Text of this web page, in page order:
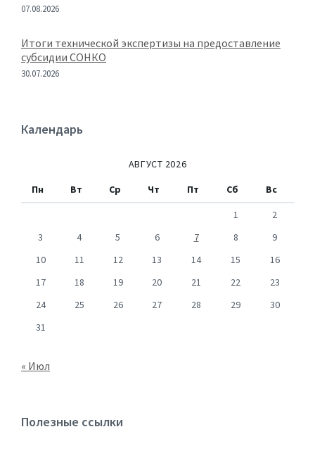
07.08.2026
Итоги технической экспертизы на предоставление
субсидии СОНКО
30.07.2026
Календарь
АВГУСТ 2026
Пн
Вт Ср Чт Пт Сб
Вс
1
2
3
4 5 6 7 8
9
10
11 12 13 14 15
16
17
18 19 20 21 22
23
24
25 26 27 28 29
30
31
« Июл
Полезные ссылки